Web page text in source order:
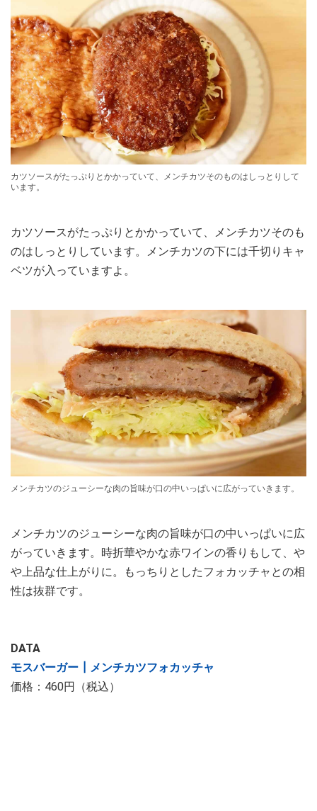
カツソースがたっぷりとかかっていて、メンチカツそのものはしっとりして
います。
カツソースがたっぷりとかかっていて、メンチカツそのも
のはしっとりしています。メンチカツの下には千切りキャ
ベツが入っていますよ。
メンチカツのジューシーな肉の旨味が口の中いっぱいに広がっていきます。
メンチカツのジューシーな肉の旨味が口の中いっぱいに広
がっていきます。時折華やかな赤ワインの香りもして、や
や上品な仕上がりに。もっちりとしたフォカッチャとの相
性は抜群です。
DATA
モスバーガー┃メンチカツフォカッチャ
価格：460円（税込）